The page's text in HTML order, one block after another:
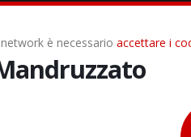
è necessario accettare i